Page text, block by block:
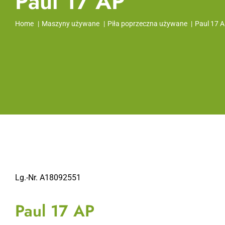
Home Maszyny używane Piła poprzeczna używane Paul 17
Lg.-Nr. A18092551
Paul 17 AP